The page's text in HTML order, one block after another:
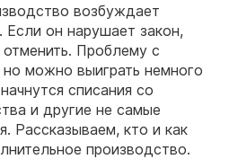
возбуждает
Если он нарушает закон,
Проблему с
можно выиграть немного
списания со
и другие не самые
Рассказываем, кто и как
производство.